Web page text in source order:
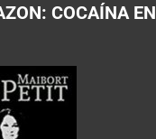
COCAÍNA EN